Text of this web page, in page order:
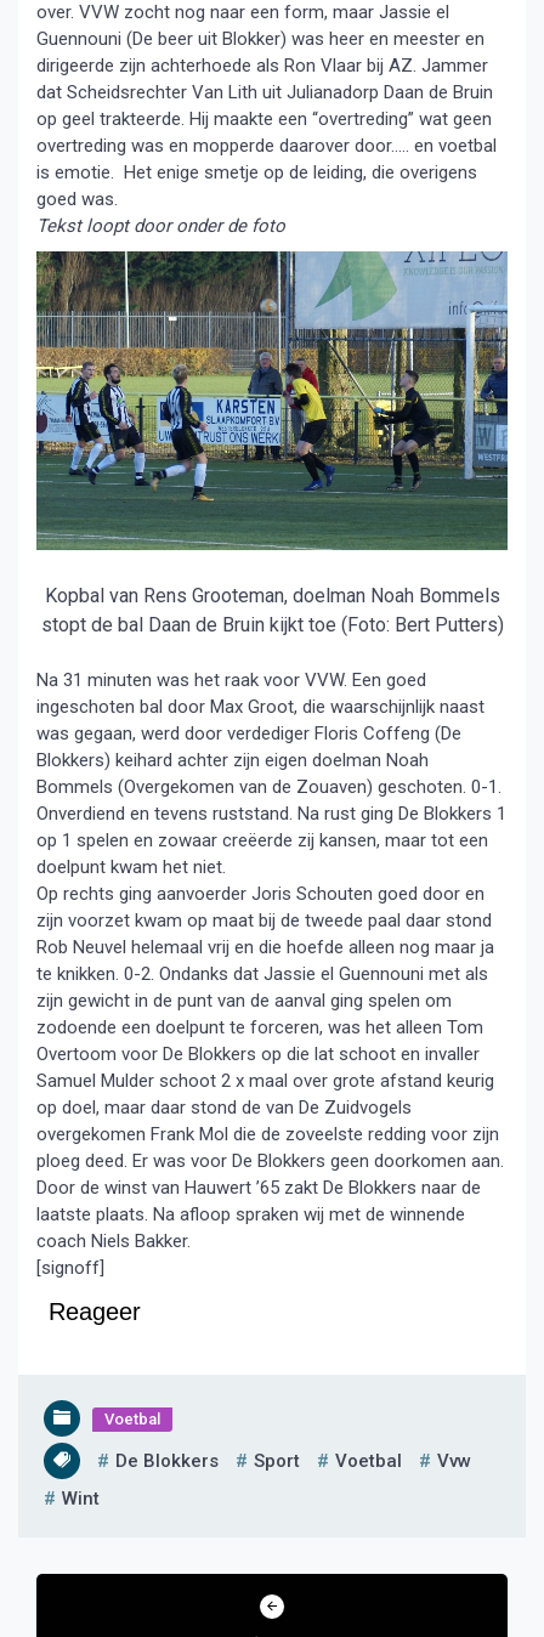
over. VVW zocht nog naar een form, maar Jassie el
Guennouni (De beer uit Blokker) was heer en meester en
dirigeerde zijn achterhoede als Ron Vlaar bij AZ. Jammer
dat Scheidsrechter Van Lith uit Julianadorp Daan de Bruin
op geel trakteerde. Hij maakte een “overtreding” wat geen
overtreding was en mopperde daarover door….. en voetbal
is emotie. Het enige smetje op de leiding, die overigens
goed was.
Tekst loopt door onder de foto
Kopbal van Rens Grooteman, doelman Noah Bommels
stopt de bal Daan de Bruin kijkt toe (Foto: Bert Putters)
Na 31 minuten was het raak voor VVW. Een goed
ingeschoten bal door Max Groot, die waarschijnlijk naast
was gegaan, werd door verdediger Floris Coffeng (De
Blokkers) keihard achter zijn eigen doelman Noah
Bommels (Overgekomen van de Zouaven) geschoten. 0-1.
Onverdiend en tevens ruststand. Na rust ging De Blokkers 1
op 1 spelen en zowaar creëerde zij kansen, maar tot een
doelpunt kwam het niet.
Op rechts ging aanvoerder Joris Schouten goed door en
zijn voorzet kwam op maat bij de tweede paal daar stond
Rob Neuvel helemaal vrij en die hoefde alleen nog maar ja
te knikken. 0-2. Ondanks dat Jassie el Guennouni met als
zijn gewicht in de punt van de aanval ging spelen om
zodoende een doelpunt te forceren, was het alleen Tom
Overtoom voor De Blokkers op die lat schoot en invaller
Samuel Mulder schoot 2 x maal over grote afstand keurig
op doel, maar daar stond de van De Zuidvogels
overgekomen Frank Mol die de zoveelste redding voor zijn
ploeg deed. Er was voor De Blokkers geen doorkomen aan.
Door de winst van Hauwert ’65 zakt De Blokkers naar de
laatste plaats. Na afloop spraken wij met de winnende
coach Niels Bakker.
[signoff]
Reageer
Voetbal
De Blokkers Sport Voetbal
Vvw
Wint
Bericht